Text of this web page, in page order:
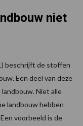
niet
beschrijft de stoffen
Een deel van deze
Niet alle
landbouw hebben
voorbeeld is de